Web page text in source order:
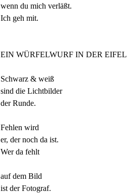
wenn du mich verläßt.
Ich geh mit.
EIN WÜRFELWURF IN DER EIFEL
Schwarz & weiß
sind die Lichtbilder
der Runde.
Fehlen wird
er, der noch da ist.
Wer da fehlt
auf dem Bild
ist der Fotograf.